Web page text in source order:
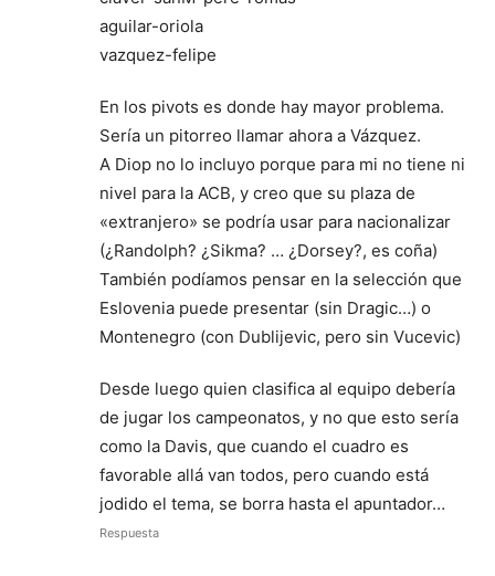
aguilar-oriola
vazquez-felipe
En los pivots es donde hay mayor problema.
Sería un pitorreo llamar ahora a Vázquez.
A Diop no lo incluyo porque para mi no tiene ni
nivel para la ACB, y creo que su plaza de
«extranjero» se podría usar para nacionalizar
(¿Randolph? ¿Sikma? … ¿Dorsey?, es coña)
También podíamos pensar en la selección que
Eslovenia puede presentar (sin Dragic…) o
Montenegro (con Dublijevic, pero sin Vucevic)
Desde luego quien clasifica al equipo debería
de jugar los campeonatos, y no que esto sería
como la Davis, que cuando el cuadro es
favorable allá van todos, pero cuando está
jodido el tema, se borra hasta el apuntador…
Respuesta